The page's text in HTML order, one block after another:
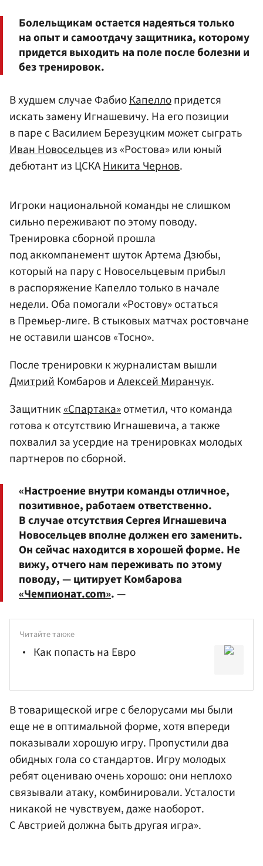
Болельщикам остается надеяться только
на опыт и самоотдачу защитника, которому
придется выходить на поле после болезни и
без тренировок.
В худшем случае ФабиоКапеллопридется
искать замену Игнашевичу. На его позиции
в паре с Василием Березуцким может сыграть
Иван Новосельцевиз «Ростова» или юный
дебютант из ЦСКАНикита Чернов.
Игроки национальной команды не слишком
сильно переживают по этому поводу.
Тренировка сборной прошла
под аккомпанемент шуток Артема Дзюбы,
который на пару с Новосельцевым прибыл
в распоряжение Капелло только в начале
недели. Оба помогали «Ростову» остаться
в Премьер-лиге. В стыковых матчах ростовчане
не оставили шансов «Тосно».
После тренировки к журналистам вышли
ДмитрийКомбаров иАлексей Миранчук.
Защитник«Спартака»отметил, что команда
готова к отсутствию Игнашевича, а также
похвалил за усердие на тренировках молодых
партнеров по сборной.
«Настроение внутри команды отличное,
позитивное, работаем ответственно.
В случае отсутствия Сергея Игнашевича
Новосельцев вполне должен его заменить.
Он сейчас находится в хорошей форме. Не
вижу, отчего нам переживать по этому
поводу, — цитирует Комбарова
«Чемпионат.com». —
Читайте также
Как попасть на Евро
В товарищеской игре с белорусами мы были
еще не в оптимальной форме, хотя впереди
показывали хорошую игру. Пропустили два
обидных гола со стандартов. Игру молодых
ребят оцениваю очень хорошо: они неплохо
связывали атаку, комбинировали. Усталости
никакой не чувствуем, даже наоборот.
С Австрией должна быть другая игра».